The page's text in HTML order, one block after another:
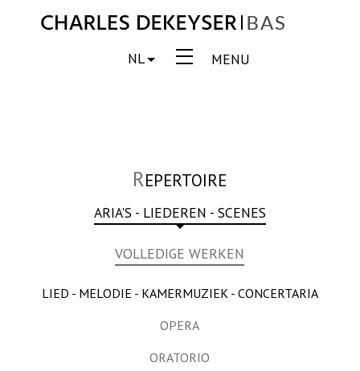
MENU
NL
REPERTOIRE
ARIA'S - LIEDEREN - SCENES
VOLLEDIGE WERKEN
LIED - MELODIE - KAMERMUZIEK - CONCERTARIA
OPERA
ORATORIO